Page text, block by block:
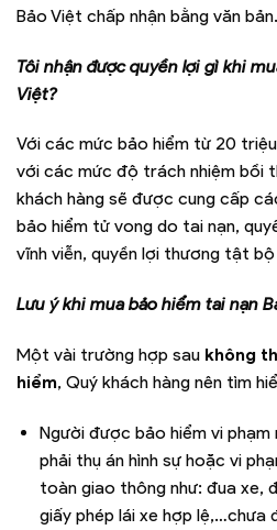
Bảo Việt chấp nhận bằng văn bản.
Tôi nhận được quyền lợi gì khi
Việt?
Với các mức bảo hiểm từ 20
với các mức độ trách nhiệm bồi
khách hàng sẽ được cung cấp
bảo hiểm tử vong do tai nạn,
vĩnh viễn, quyền lợi thương tật
Lưu ý khi mua bảo hiểm tai nạn
Một vài trường hợp sau không
hiểm, Quý khách hàng nên tìm
Người được bảo hiểm vi
phải thụ án hình sự hoặc vi
toàn giao thông như: đua xe,
giấy phép lái xe hợp lệ,…chưa